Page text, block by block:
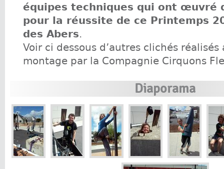
équipes techniques qui ont œuvré
pour la réussite de ce Printemps
des Abers.
Voir ci dessous d’autres clichés
montage par la Compagnie Cirquons
Diaporama